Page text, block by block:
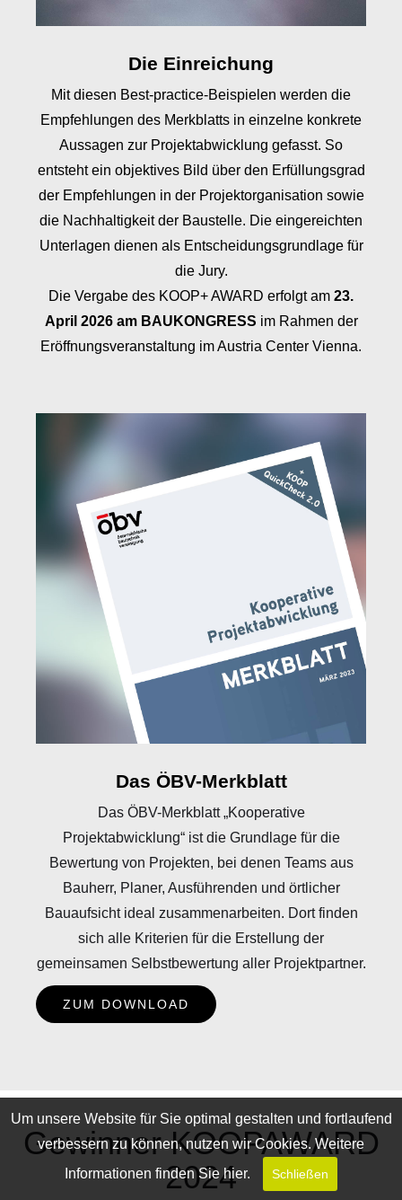
Die Einreichung
Mit diesen Best-practice-Beispielen werden die
Empfehlungen des Merkblatts in einzelne konkrete
Aussagen zur Projektabwicklung gefasst. So
entsteht ein objektives Bild über den Erfüllungsgrad
der Empfehlungen in der Projektorganisation sowie
die Nachhaltigkeit der Baustelle. Die eingereichten
Unterlagen dienen als Entscheidungsgrundlage für
die Jury.
Die Vergabe des KOOP+ AWARD erfolgt am 23.
April 2026 am BAUKONGRESS im Rahmen der
Eröffnungsveranstaltung im Austria Center Vienna.
Das ÖBV-Merkblatt
Das ÖBV-Merkblatt „Kooperative
Projektabwicklung“ ist die Grundlage für die
Bewertung von Projekten, bei denen Teams aus
Bauherr, Planer, Ausführenden und örtlicher
Bauaufsicht ideal zusammenarbeiten. Dort finden
sich alle Kriterien für die Erstellung der
gemeinsamen Selbstbewertung aller Projektpartner.
ZUM DOWNLOAD
Gewinner KOOPAWARD
2024
Um unsere Website für Sie optimal gestalten und fortlaufend
verbessern zu können, nutzen wir Cookies. Weitere
Informationen finden Siehier. Schließen